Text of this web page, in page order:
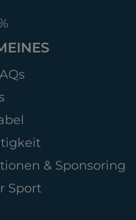
& Sponsoring
Sport